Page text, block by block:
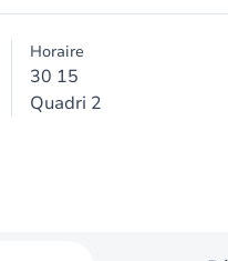
Horaire
30 15
Quadri 2